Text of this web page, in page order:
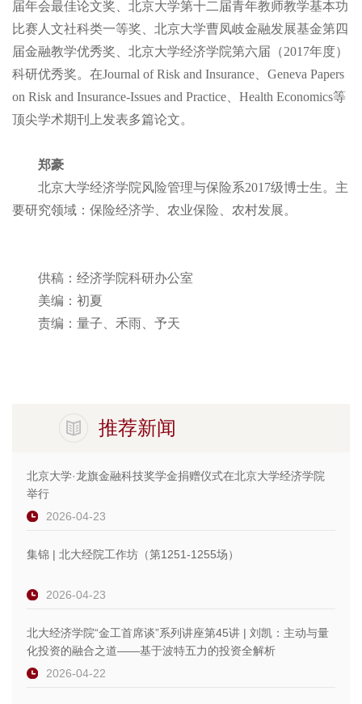
届年会最佳论文奖、北京大学第十二届青年教师教学基本功
比赛人文社科类一等奖、北京大学曹凤岐金融发展基金第四
届金融教学优秀奖、北京大学经济学院第六届（2017年度）
科研优秀奖。在Journal of Risk and Insurance、Geneva Papers
on Risk and Insurance-Issues and Practice、Health Economics等
顶尖学术期刊上发表多篇论文。
郑豪
北京大学经济学院风险管理与保险系2017级博士生。主
要研究领域：保险经济学、农业保险、农村发展。
供稿：经济学院科研办公室
美编：初夏
责编：量子、禾雨、予天
推荐新闻
北京大学·龙旗金融科技奖学金捐赠仪式在北京大学经济学院
举行
2026-04-23
集锦 | 北大经院工作坊（第1251-1255场）
2026-04-23
北大经济学院“金工首席谈”系列讲座第45讲 | 刘凯：主动与量
化投资的融合之道——基于波特五力的投资全解析
2026-04-22